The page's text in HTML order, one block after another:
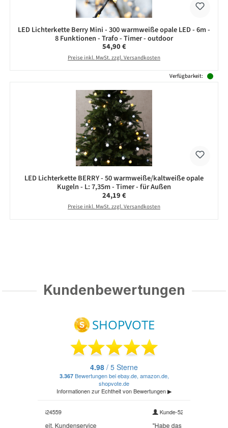
LED Lichterkette Berry Mini - 300 warmweiße opale LED - 6m -
8 Funktionen - Trafo - Timer - outdoor
Regulärer Preis:
54,90 €
Preise inkl. MwSt. zzgl. Versandkosten
Verfügbarkeit:
LED Lichterkette BERRY - 50 warmweiße/kaltweiße opale
Kugeln - L: 7,35m - Timer - für Außen
Regulärer Preis:
24,19 €
Preise inkl. MwSt. zzgl. Versandkosten
Kundenbewertungen